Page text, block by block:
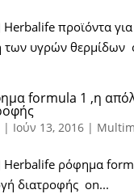
προϊόντα
των υγρών θερμίδων
formula 1 ,η
| Ιούν 13, 2016|
Herbalife ρόφημα
διατροφής on...